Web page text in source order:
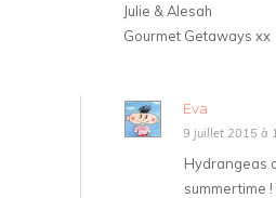
Julie & Alesah
Gourmet Getaways xx
Eva
9 juillet 2015 à
Hydrangeas
summertime